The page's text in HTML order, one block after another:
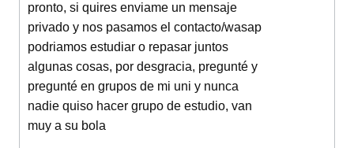
pronto, si quires enviame un mensaje
privado y nos pasamos el contacto/wasap
podriamos estudiar o repasar juntos
algunas cosas, por desgracia, pregunté y
pregunté en grupos de mi uni y nunca
nadie quiso hacer grupo de estudio, van
muy a su bola